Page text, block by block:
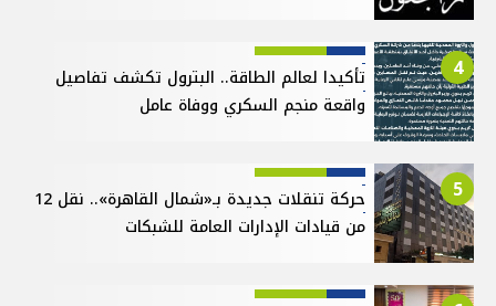
4
تأكيدا لعالم الطاقة.. البترول تكشف تفاصيل
واقعة منجم السكري ووفاة عامل
5
حركة تنقلات جديدة بـ«شمال القاهرة».. نقل 12
من قيادات الإدارات العامة للشبكات